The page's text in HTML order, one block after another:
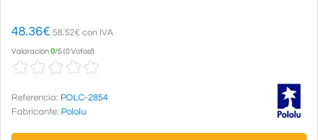
48.36€ 58.52€ con IVA
Valoración0/5(0 Votos!)
Referencia: POLC-2854
Fabricante: Pololu